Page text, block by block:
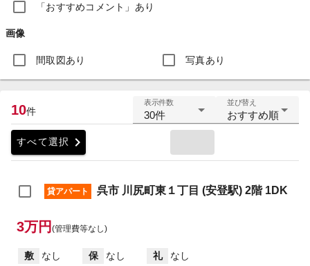
「おすすめコメント」あり
画像
間取図あり 写真あり
10件
表示件数
30件
並び替え
おすすめ順
すべて選択 chevron_right
貸アパート 呉市 川尻町東１丁目 (安登駅) 2階 1DK
3万円 (管理費等なし)
敷 なし 保 なし 礼
なし